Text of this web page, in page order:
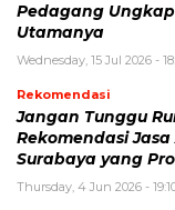
Pedagang
Utamanya
Wednesday, 15 Jul 2026 -
Rekomendasi
Jangan Tunggu
Rekomendasi
Surabaya yang
Thursday, 4 Jun 2026 -